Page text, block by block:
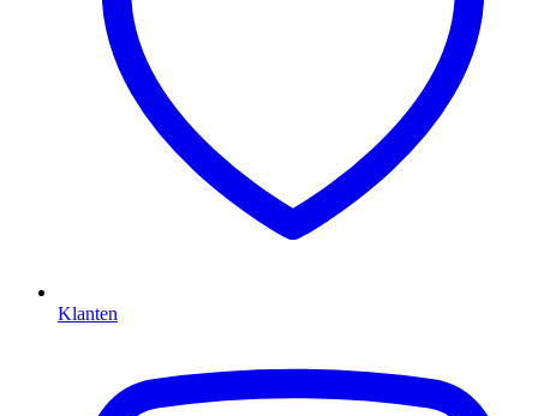
Klanten